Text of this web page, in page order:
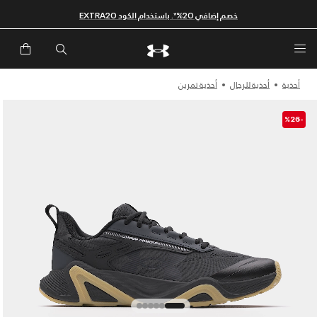
خصم إضافي 20%*. باستخدام الكود EXTRA20
أحذية أحذية للرجال أحذية تمرين
-%26